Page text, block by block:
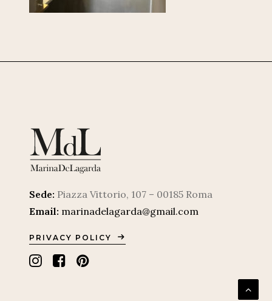
EN
Sede: Piazza Vittorio, 107 – 00185 Roma
Email: marinadelagarda@gmail.com
PRIVACY POLICY